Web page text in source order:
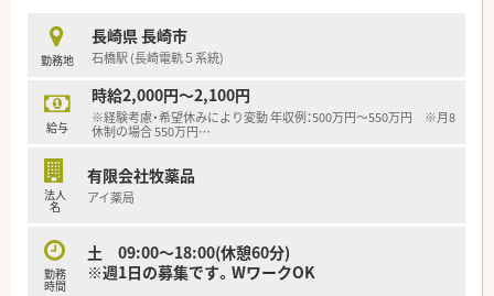
■スタッフの定着率が非常に高く、腰を据えて長く働くことがで
きる安定した職場環境が大きな特徴です。
■代表自らが現場の状況を把握し、スタッフが働きやすいよう積
極的にフォローする体制が整っています。
【求人情報について】
■給与は年俸制を採用しており、ご経験に応じて年収600万円か
ら648万円を想定している高待遇の求人です。
■調剤や監査、服薬指導といった保険調剤業務を主軸に、OTCの
販売や相談対応などもお任せします。
入費用は法人が全額負担する制度があります。
勤務地
長崎県 長崎市
石橋駅 (長崎電軌５系統)
給与
時給2,000円～2,100円
※経験考慮・希望休みにより変動 年収例：500万円～550万円 ※月8
休制の場合 550万円…
法人
名
有限会社牧薬品
アイ薬局
勤務
時間
土 09:00～18:00(休憩60分)
※週1日の募集です。WワークOK